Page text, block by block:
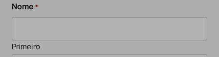
Nome *
Primeiro